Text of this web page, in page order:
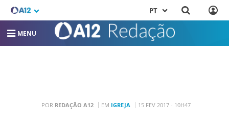
PT
MENU
POR REDAÇÃO A12 EM IGREJA 15 FEV 2017 - 10H47